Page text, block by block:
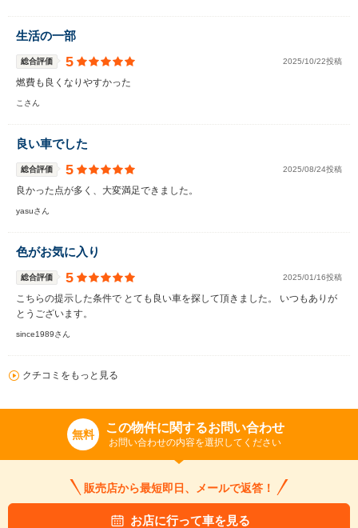
生活の一部
総合評価 5 2025/10/22投稿
燃費も良くなりやすかった
こさん
良い車でした
総合評価 5 2025/08/24投稿
良かった点が多く、大変満足できました。
yasuさん
色がお気に入り
総合評価 5 2025/01/16投稿
こちらの提示した条件で とても良い車を探して頂きました。 いつもありが
とうございます。
since1989さん
クチコミをもっと見る
無料 この物件に関するお問い合わせ
お問い合わせの内容を選択してください
販売店から最短即日、メールで返答！
お店に行って車を見る